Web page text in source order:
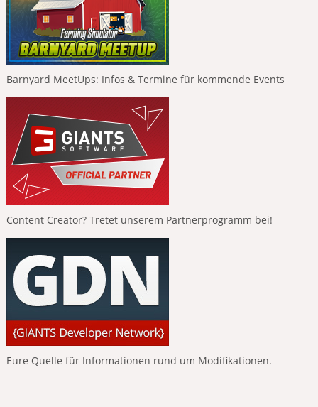
Barnyard MeetUps: Infos & Termine für kommende Events
Content Creator? Tretet unserem Partnerprogramm bei!
Eure Quelle für Informationen rund um Modifikationen.